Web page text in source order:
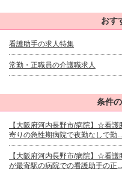
おす
看護助手の求人特集
常勤・正職員の介護職求人
条件
【大阪府河内長野市/病院】☆看
寄りの急性期病院で夜勤なしで勤...
【大阪府河内長野市/病院】☆看
が最寄駅の病院での看護助手の正...